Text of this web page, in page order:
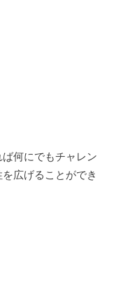
何にでもチャレン
広げることができ